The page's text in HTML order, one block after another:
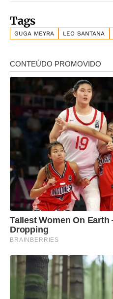
Tags
GUGA MEYRA LEO SANTANA